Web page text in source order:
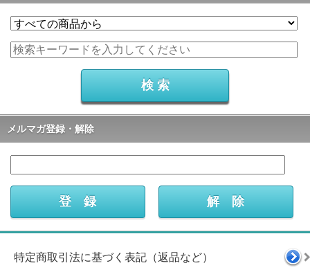
メルマガ登録・解除
特定商取引法に基づく表記（返品など）